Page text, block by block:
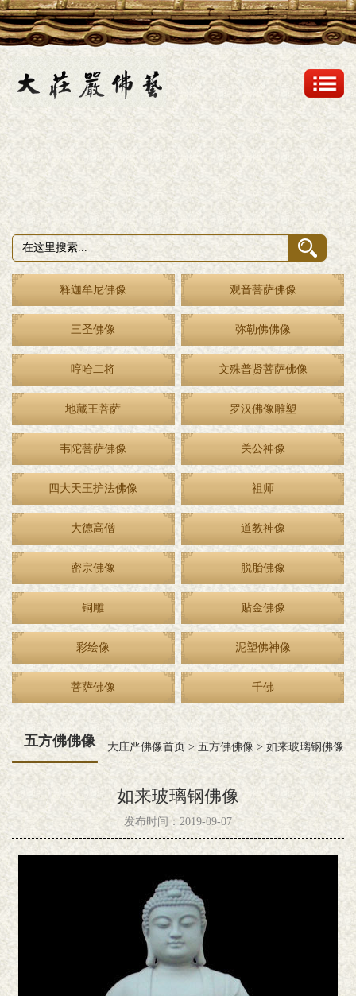
释迦牟尼佛像 观音菩萨佛像
三圣佛像 弥勒佛佛像
哼哈二将 文殊普贤菩萨佛像
地藏王菩萨 罗汉佛像雕塑
韦陀菩萨佛像 关公神像
四大天王护法佛像 祖师
大德高僧 道教神像
密宗佛像 脱胎佛像
铜雕 贴金佛像
彩绘像 泥塑佛神像
菩萨佛像 千佛
五方佛佛像 大庄严佛像首页 > 五方佛佛像 > 如来玻璃钢佛像
如来玻璃钢佛像
发布时间：2019-09-07